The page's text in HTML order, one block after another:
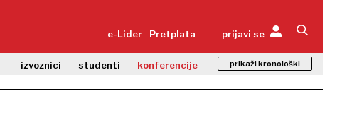
e-Lider Pretplata prijavi se
izvoznici studenti konferencije prikaži kronološki